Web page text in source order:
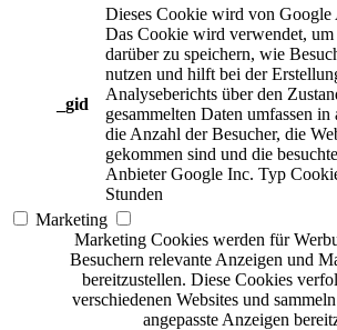
_gid
Dieses Cookie wird von Google
Das Cookie wird verwendet,
darüber zu speichern, wie
nutzen und hilft bei der
Analyseberichts über den
gesammelten Daten umfassen
die Anzahl der Besucher, die
gekommen sind und die
Anbieter Google Inc. Typ
Stunden
Marketing
Marketing Cookies werden für
Besuchern relevante Anzeigen und
bereitzustellen. Diese Cookies
verschiedenen Websites und
angepasste Anzeigen